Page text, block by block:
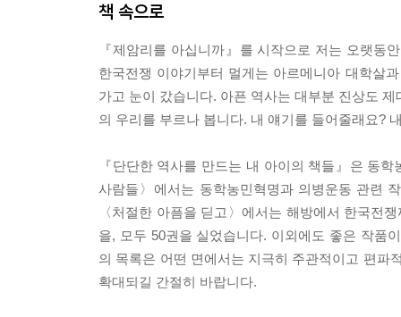
책 속으로
『제암리를 아십니까』를 시작으로 저는 오랫동
한국전쟁 이야기부터 멀게는 아르메니아 대학살
가고 눈이 갔습니다. 아픈 역사는 대부분 진상도
의 우리를 부르나 봅니다. 내 얘기를 들어줄래요?
『단단한 역사를 만드는 내 아이의 책들』은 동
사람들〉에서는 동학농민혁명과 의병운동 관련
〈처절한 아픔을 딛고〉에서는 해방에서 한국전
을, 모두 50권을 실었습니다. 이외에도 좋은 작품
의 목록은 어떤 면에서는 지극히 주관적이고 편파
확대되길 간절히 바랍니다.